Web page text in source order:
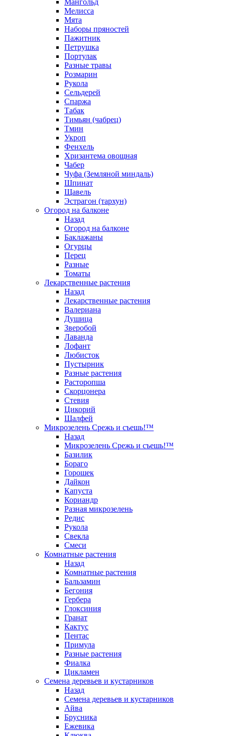
Мангольд
Мелисса
Мята
Наборы пряностей
Пажитник
Петрушка
Портулак
Разные травы
Розмарин
Рукола
Сельдерей
Спаржа
Табак
Тимьян (чабрец)
Тмин
Укроп
Фенхель
Хризантема овощная
Чабер
Чуфа (Земляной миндаль)
Шпинат
Щавель
Эстрагон (тархун)
Огород на балконе
Назад
Огород на балконе
Баклажаны
Огурцы
Перец
Разные
Томаты
Лекарственные растения
Назад
Лекарственные растения
Валериана
Душица
Зверобой
Лаванда
Лофант
Любисток
Пустырник
Разные растения
Расторопша
Скорцонера
Стевия
Цикорий
Шалфей
Микрозелень Срежь и съешь!™
Назад
Микрозелень Срежь и съешь!™
Базилик
Бораго
Горошек
Дайкон
Капуста
Кориандр
Разная микрозелень
Редис
Рукола
Свекла
Смеси
Комнатные растения
Назад
Комнатные растения
Бальзамин
Бегония
Гербера
Глоксиния
Гранат
Кактус
Пентас
Примула
Разные растения
Фиалка
Цикламен
Семена деревьев и кустарников
Назад
Семена деревьев и кустарников
Айва
Брусника
Ежевика